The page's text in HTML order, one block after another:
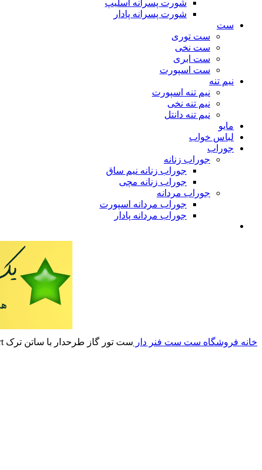
شورت پسرانه اسلیپ
شورت پسرانه پادار
ست
ست توری
ست نخی
ست ابری
ست اسپورت
نیم تنه
نیم تنه اسپورت
نیم تنه نخی
نیم تنه دانتل
مایو
لباس خواب
جوراب
جوراب زنانه
جوراب زنانه نیم ساق
جوراب زنانه مچی
جوراب مردانه
جوراب مردانه اسپورت
جوراب مردانه پادار
خانه فروشگاه ست ست فنر دار ست تور گاز طرحدار با ساتن ترک trt